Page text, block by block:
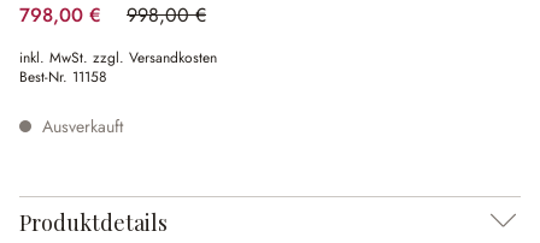
798,00 € 998,00 €
(20.04% gespart)
inkl. MwSt. zzgl. Versandkosten
Best-Nr. 11158
Ausverkauft
Produktdetails